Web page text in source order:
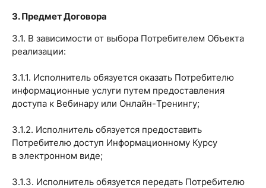
3. Предмет Договора
3.1. В зависимости от выбора Потребителем Объекта
реализации:
3.1.1. Исполнитель обязуется оказать Потребителю
информационные услуги путем предоставления
доступа к Вебинару или Онлайн-Тренингу;
3.1.2. Исполнитель обязуется предоставить
Потребителю доступ Информационному Курсу
в электронном виде;
3.1.3. Исполнитель обязуется передать Потребителю